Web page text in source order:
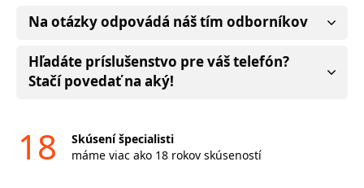
Na otázky odpovádá náš tím odborníkov
Hľadáte príslušenstvo pre váš telefón?
Stačí povedať na aký!
18
Skúsení špecialisti
máme viac ako 18 rokov skúseností